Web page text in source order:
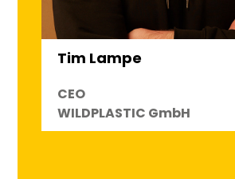
Tim Lampe
CEO
WILDPLASTIC GmbH